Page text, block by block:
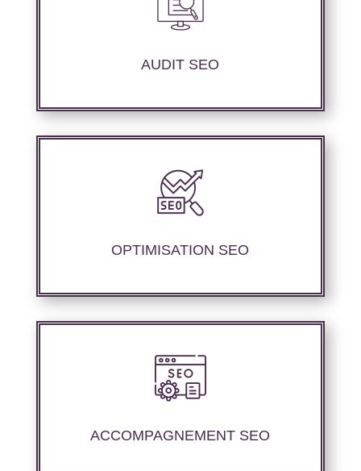
AUDIT SEO
Nous réalisons un audit de votre site web à
travers les mots clés pertinents, les principaux
OPTIMISATION SEO
Nous offrons des services d’optimisation
technique de site web, d’ajustement de
performances de référencement.
ACCOMPAGNEMENT SEO
Nous offrons un suivi et un rapport de
positionnement détaillé pour vous aider à
nous avons mise en place.